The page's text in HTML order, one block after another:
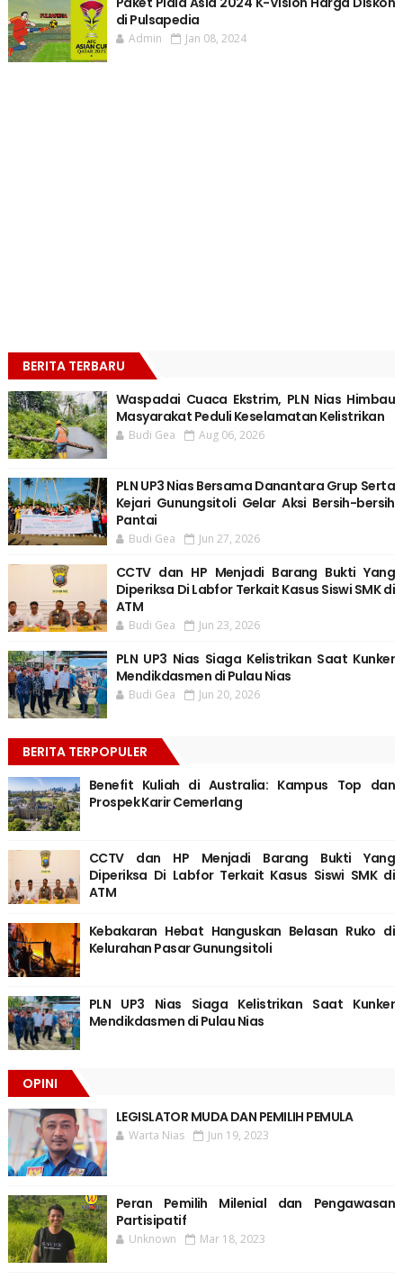
di Pulsapedia
Admin Jan 08, 2024
BERITA TERBARU
Waspadai Cuaca Ekstrim, PLN Nias Himbau
Masyarakat Peduli Keselamatan Kelistrikan
Budi Gea Aug 06, 2026
PLN UP3 Nias Bersama Danantara Grup Serta
Kejari Gunungsitoli Gelar Aksi Bersih-bersih
Pantai
Budi Gea Jun 27, 2026
CCTV dan HP Menjadi Barang Bukti Yang
Diperiksa Di Labfor Terkait Kasus Siswi SMK di
ATM
Budi Gea Jun 23, 2026
PLN UP3 Nias Siaga Kelistrikan Saat Kunker
Mendikdasmen di Pulau Nias
Budi Gea Jun 20, 2026
BERITA TERPOPULER
Benefit Kuliah di Australia: Kampus Top dan
Prospek Karir Cemerlang
CCTV dan HP Menjadi Barang Bukti Yang
Diperiksa Di Labfor Terkait Kasus Siswi SMK di
ATM
Kebakaran Hebat Hanguskan Belasan Ruko di
Kelurahan Pasar Gunungsitoli
PLN UP3 Nias Siaga Kelistrikan Saat Kunker
Mendikdasmen di Pulau Nias
OPINI
LEGISLATOR MUDA DAN PEMILIH PEMULA
Warta Nias Jun 19, 2023
Peran Pemilih Milenial dan Pengawasan
Partisipatif
Unknown Mar 18, 2023